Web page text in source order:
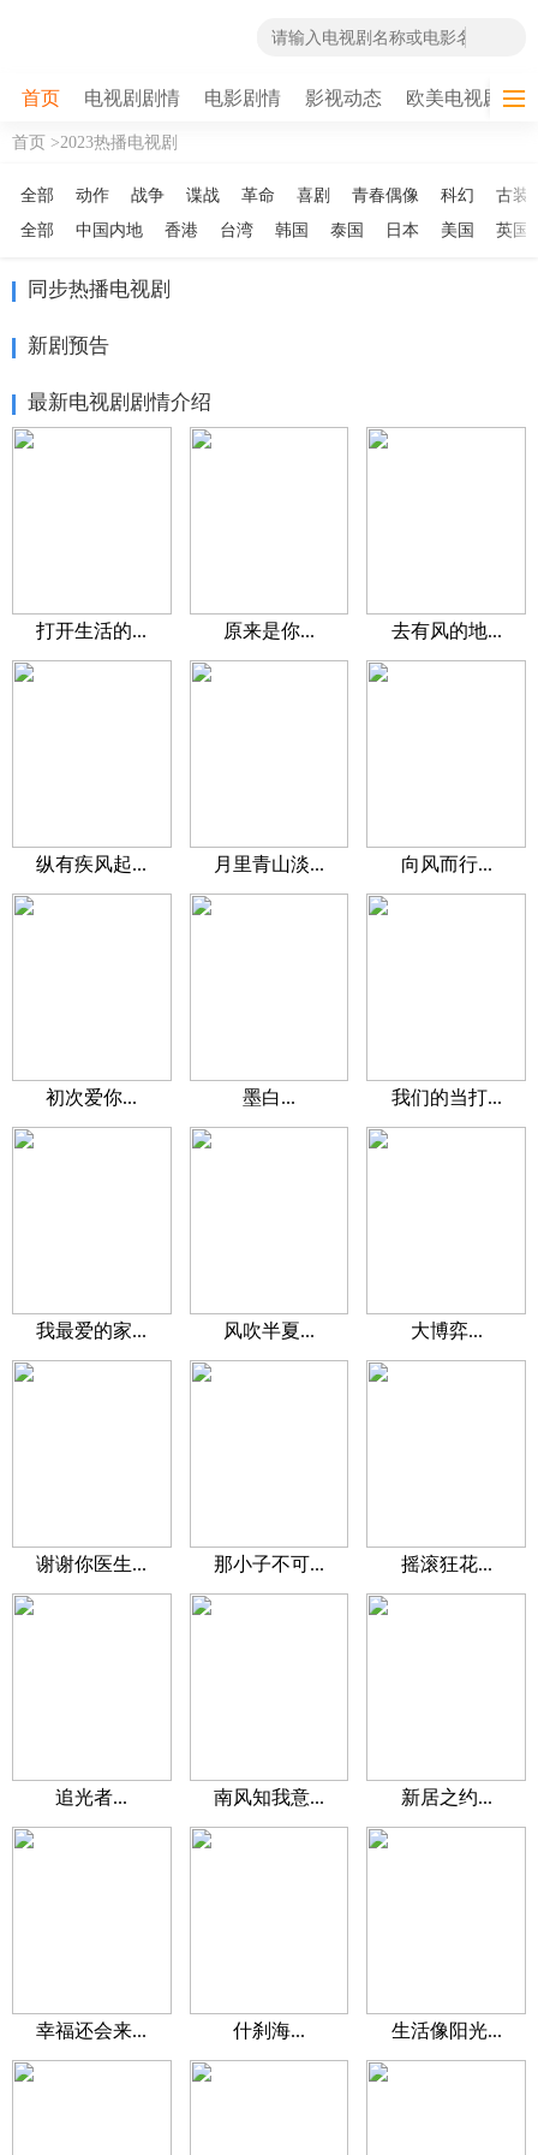
首页 电视剧剧情 电影剧情 影视动态 欧美电视剧
首页 >2023热播电视剧
全部 动作 战争 谍战 革命 喜剧 青春偶像 科幻
古装
全部
中国内地 香港 台湾 韩国 泰国 日本 美国 英国
同步热播电视剧
新剧预告
最新电视剧剧情介绍
打开生活的... 原来是你... 去有风的地...
纵有疾风起... 月里青山淡... 向风而行...
初次爱你... 墨白... 我们的当打...
我最爱的家... 风吹半夏... 大博弈...
谢谢你医生... 那小子不可... 摇滚狂花...
追光者... 南风知我意... 新居之约...
幸福还会来... 什刹海... 生活像阳光...